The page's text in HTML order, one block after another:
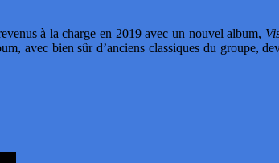
à la charge en 2019 avec un nouvel album,
avec bien sûr d’anciens classiques du groupe,